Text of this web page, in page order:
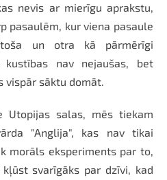
nevis ar mierīgu aprakstu,
pasaulēm, kur viena pasaule
un otra kā pārmērīgi
nav nejaušas, bet
vispār sāktu domāt.
Utopijas salas, mēs tiekam
"Anglija", kas nav tikai
morāls eksperiments par to,
svarīgāks par dzīvi, kad